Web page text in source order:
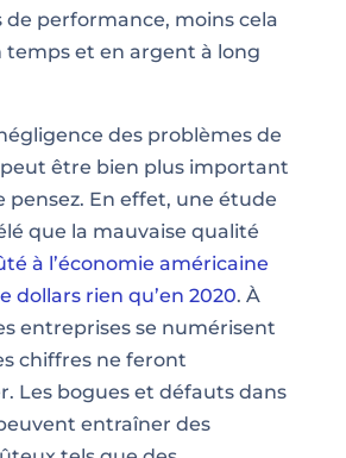
de performance, moins cela
temps et en argent à long
des problèmes de
être bien plus important
pensez. En effet, une étude
que la mauvaise qualité
à l’économie américaine
dollars rien qu’en 2020. À
entreprises se numérisent
chiffres ne feront
Les bogues et défauts dans
entraîner des